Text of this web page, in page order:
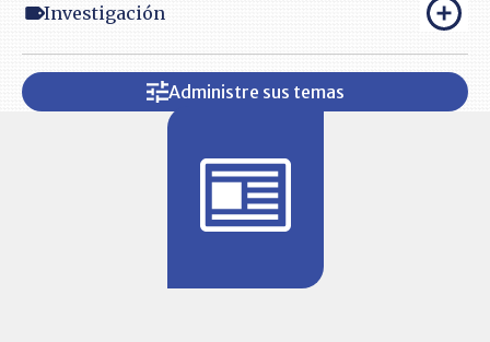
Investigación
Administre sus temas